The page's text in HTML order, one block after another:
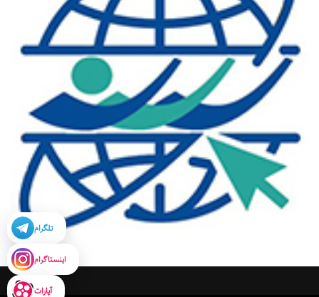
تلگرام
اینستاگرام
آپارات